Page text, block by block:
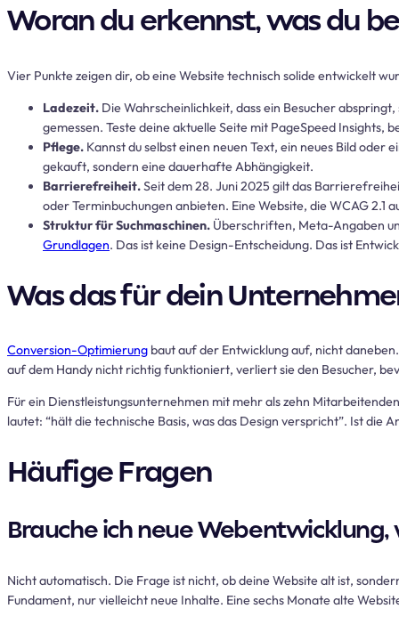
Woran du erkennst, was du
Vier Punkte zeigen dir, ob eine Website technisch solide entwickelt
Ladezeit. Die Wahrscheinlichkeit, dass ein Besucher
gemessen. Teste deine aktuelle Seite mit PageSpeed Insights,
Pflege. Kannst du selbst einen neuen Text, ein neues Bild
gekauft, sondern eine dauerhafte Abhängigkeit.
Barrierefreiheit.Seit dem 28. Juni 2025 gilt das
oder Terminbuchungen anbieten. Eine Website, die WCAG 2.1
Struktur für Suchmaschinen. Überschriften, Meta-Angaben
Grundlagen. Das ist keine Design-Entscheidung. Das ist
Was das für dein
Conversion-Optimierung baut auf der Entwicklung auf, nicht
auf dem Handy nicht richtig funktioniert, verliert sie den Besucher,
Für ein Dienstleistungsunternehmen mit mehr als zehn
lautet: “hält die technische Basis, was das Design verspricht”. Ist die
Häufige Fragen
Brauche ich neue
Nicht automatisch. Die Frage ist nicht, ob deine Website alt ist,
Fundament, nur vielleicht neue Inhalte. Eine sechs Monate alte